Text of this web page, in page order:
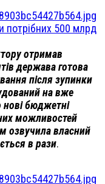
потрібних 500 млрд
отримав
держава готова
після зупинки
на вже
нові бюджетні
можливостей
озвучила власний
в рази.